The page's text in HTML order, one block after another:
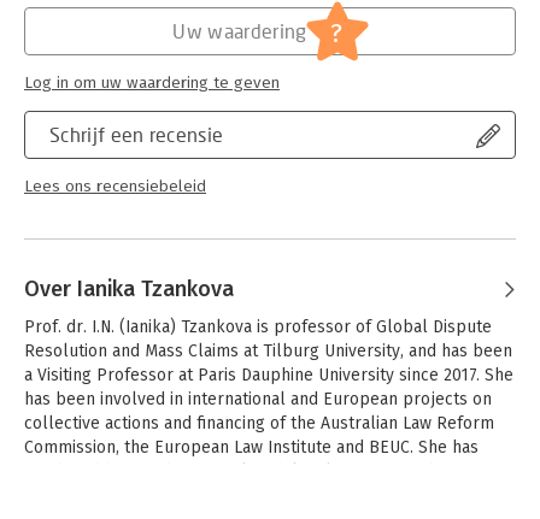
Burgerlijk recht overige
Serie:
Preadviezen uitgebracht voor de
Schrijf een recensie
Lees ons recensiebeleid
Uw waardering ?
Log in om uw waardering te geven
Over Ianika Tzankova
Prof. dr. I.N. (Ianika) Tzankova is professor of Global Dispute
Resolution and Mass Claims at Tilburg University, and has been
a Visiting Professor at Paris Dauphine University since 2017. She
has been involved in international and European projects on
collective actions and financing of the Australian Law Reform
Commission, the European Law Institute and BEUC. She has